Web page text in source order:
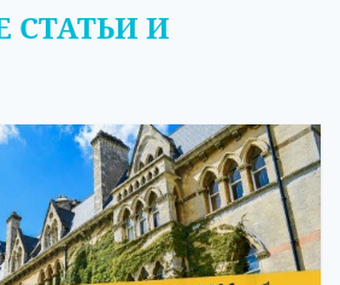
СТАТЬИ И